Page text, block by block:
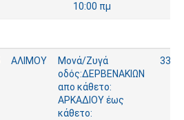
10:00 πμ
ΑΛΙΜΟΥ
Μονά/Ζυγά
οδός:ΔΕΡΒΕΝΑΚΙΩΝ
απο κάθετο:
ΑΡΚΑΔΙΟΥ έως
κάθετο:
333